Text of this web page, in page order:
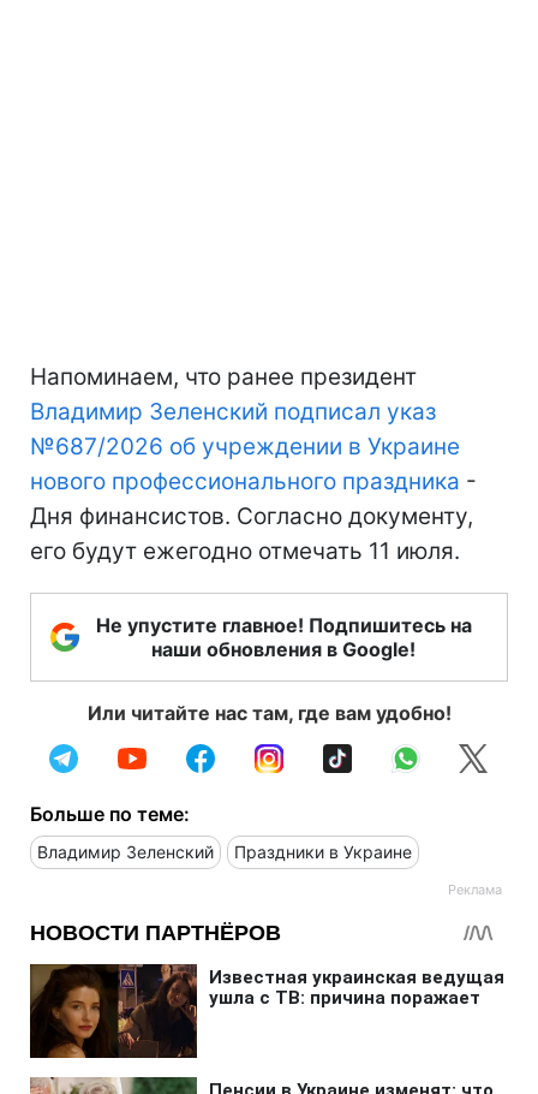
Напоминаем, что ранее президент
Владимир Зеленский подписал указ
№687/2026 об учреждении в Украине
нового профессионального праздника -
Дня финансистов. Согласно документу,
его будут ежегодно отмечать 11 июля.
Не упустите главное! Подпишитесь на
наши обновления в Google!
Или читайте нас там, где вам удобно!
Больше по теме:
Владимир Зеленский Праздники в Украине